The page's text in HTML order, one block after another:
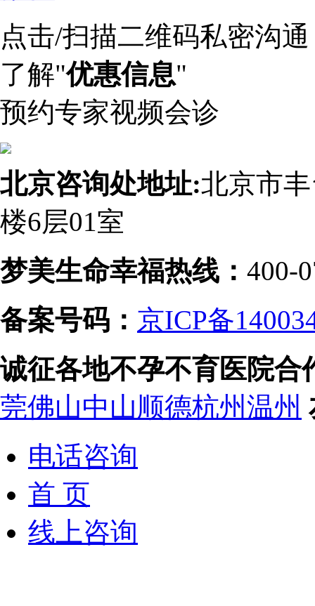
点击/扫描二维码私密沟通
了解"优惠信息"
预约专家视频会诊
北京咨询处地址:北京市
楼6层01室
梦美生命幸福热线： 400-
备案号码： 京ICP备
诚征各地不孕不育医院合
莞佛山中山顺德杭州温州
电话咨询
首 页
线上咨询